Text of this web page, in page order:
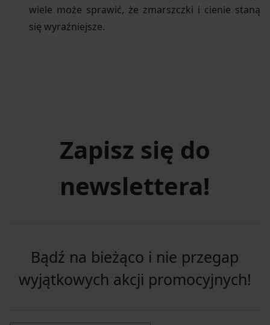
wiele może sprawić, że zmarszczki i cienie staną
się wyraźniejsze.
Zapisz się do
newslettera!
Bądź na bieżąco i nie przegap
wyjątkowych akcji promocyjnych!